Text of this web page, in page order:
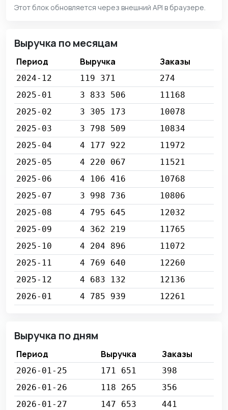
Этот блок обновляется через внешний API в браузере.
Выручка по месяцам
Период Выручка Заказы
2024-12 119 371
274
2025-01
3 833 506
11168
2025-02
3 305 173
10078
2025-03
3 798 509
10834
2025-04
4 177 922
11972
2025-05
4 220 067
11521
2025-06
4 106 416
10768
2025-07
3 998 736
10806
2025-08
4 795 645
12032
2025-09
4 362 219
11765
2025-10
4 204 896
11072
2025-11
4 769 640
12260
2025-12
4 683 132
12136
2026-01
4 785 939 12261
Выручка по дням
Период Выручка Заказы
2026-01-25 171 651
398
2026-01-26
118 265
356
2026-01-27
147 653
441